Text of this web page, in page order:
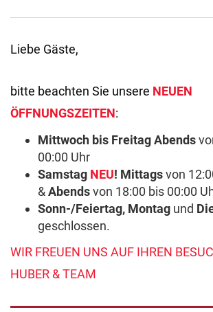
Liebe Gäste,
bitte beachten Sie unsere NEUEN
ÖFFNUNGSZEITEN:
Mittwoch bis Freitag Abends
00:00 Uhr
Samstag NEU! Mittagsvon
&Abendsvon 18:00 bis 00:00
Sonn-/Feiertag, Montag und
geschlossen.
WIR FREUEN UNS AUF IHREN
HUBER & TEAM